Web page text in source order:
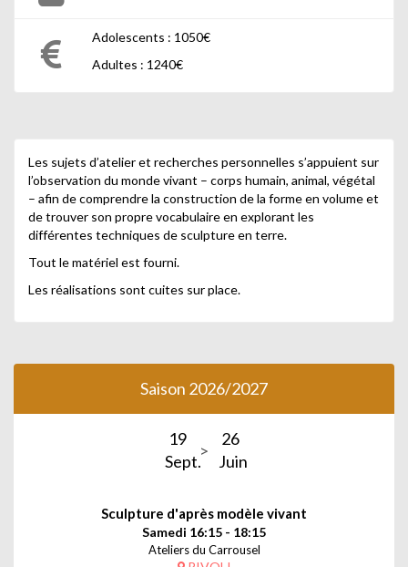
Adolescents : 1050€
Adultes : 1240€
Les sujets d’atelier et recherches personnelles s’appuient sur
l’observation du monde vivant – corps humain, animal, végétal
– afin de comprendre la construction de la forme en volume et
de trouver son propre vocabulaire en explorant les
différentes techniques de sculpture en terre.
Tout le matériel est fourni.
Les réalisations sont cuites sur place.
Saison 2026/2027
19
Sept.
26
Juin
Sculpture d'après modèle vivant
Samedi 16:15 - 18:15
Ateliers du Carrousel